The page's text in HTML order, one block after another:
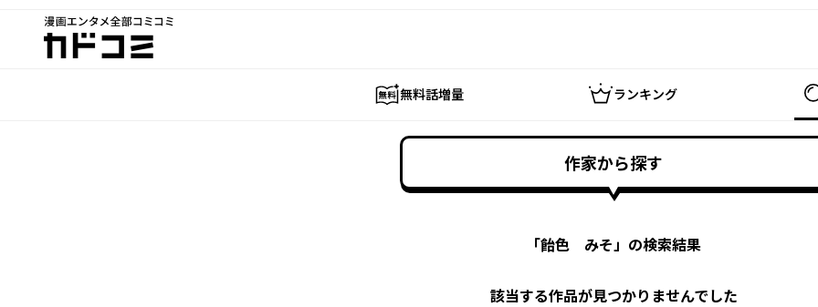
漫画エンタメ全部コミコミ
カドコミ
無料話増量 ランキング
作家から探す
「飴色 みそ」の検索結果
該当する作品が見つかりませんでした